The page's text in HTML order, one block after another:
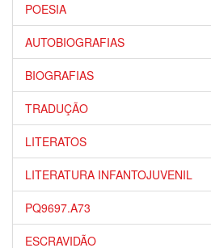
POESIA
AUTOBIOGRAFIAS
BIOGRAFIAS
TRADUÇÃO
LITERATOS
LITERATURA INFANTOJUVENIL
PQ9697.A73
ESCRAVIDÃO